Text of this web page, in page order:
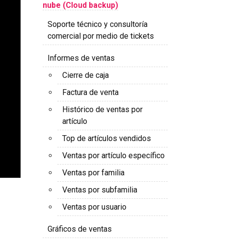
nube (Cloud backup)
Soporte técnico y consultoría
comercial por medio de tickets
Informes de ventas
Cierre de caja
Factura de venta
Histórico de ventas por
artículo
Top de artículos vendidos
Ventas por artículo específico
Ventas por familia
Ventas por subfamilia
Ventas por usuario
Gráficos de ventas